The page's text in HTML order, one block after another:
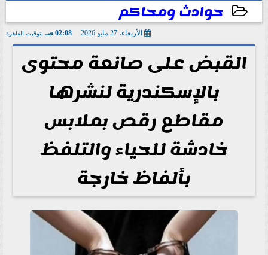
حوادث ومحاكم
الأربعاء، 27 مايو 2026 02:08 صـ بتوقيت القاهرة
القبض على صانعة محتوى
بالإسكندرية لنشرها
مقاطع رقص بملابس
خادشة للحياء والتلفظ
بألفاظ خارجة